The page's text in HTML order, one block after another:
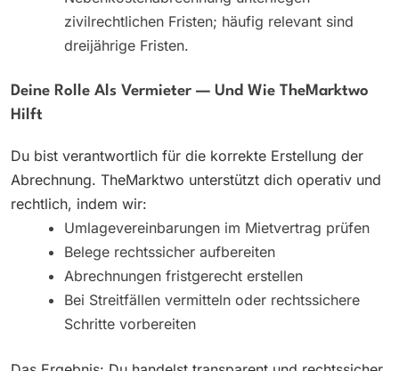
zivilrechtlichen Fristen; häufig relevant sind
dreijährige Fristen.
Deine Rolle Als Vermieter — Und Wie TheMarktwo
Hilft
Du bist verantwortlich für die korrekte Erstellung der
Abrechnung. TheMarktwo unterstützt dich operativ und
rechtlich, indem wir:
Umlagevereinbarungen im Mietvertrag prüfen
Belege rechtssicher aufbereiten
Abrechnungen fristgerecht erstellen
Bei Streitfällen vermitteln oder rechtssichere
Schritte vorbereiten